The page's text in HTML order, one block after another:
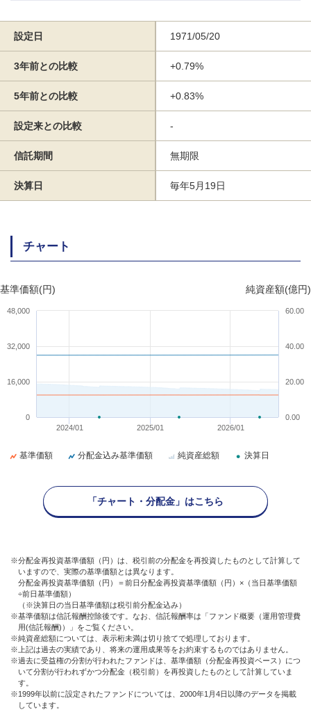
設定日 1971/05/20
3年前との比較 +0.79%
5年前との比較 +0.83%
設定来との比較 -
信託期間 無期限
決算日 毎年5月19日
チャート
基準価額(円) 純資産額(億円)
2024/01 2025/01 2026/01
0
16,000
32,000
48,000
0.00
20.00
40.00
60.00
基準価額 分配金込み基準価額 純資産総額 決算日
「チャート・分配金」はこちら
※分配金再投資基準価額（円）は、税引前の分配金を再投資したものとして計算して
いますので、実際の基準価額とは異なります。
分配金再投資基準価額（円）＝前日分配金再投資基準価額（円）×（当日基準価額
÷前日基準価額）
（※決算日の当日基準価額は税引前分配金込み）
※基準価額は信託報酬控除後です。なお、信託報酬率は「ファンド概要（運用管理費
用(信託報酬)）」をご覧ください。
※純資産総額については、表示桁未満は切り捨てで処理しております。
※上記は過去の実績であり、将来の運用成果等をお約束するものではありません。
※過去に受益権の分割が行われたファンドは、基準価額（分配金再投資ベース）につ
いて分割が行われずかつ分配金（税引前）を再投資したものとして計算していま
す。
※1999年以前に設定されたファンドについては、2000年1月4日以降のデータを掲載
しています。